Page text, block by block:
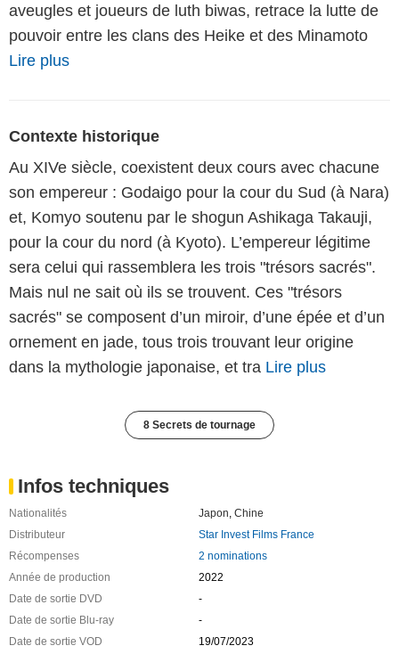
aveugles et joueurs de luth biwas, retrace la lutte de
pouvoir entre les clans des Heike et des Minamoto
Lire plus
Contexte historique
Au XIVe siècle, coexistent deux cours avec chacune
son empereur : Godaigo pour la cour du Sud (à Nara)
et, Komyo soutenu par le shogun Ashikaga Takauji,
pour la cour du nord (à Kyoto). L’empereur légitime
sera celui qui rassemblera les trois "trésors sacrés".
Mais nul ne sait où ils se trouvent. Ces "trésors
sacrés" se composent d’un miroir, d’une épée et d’un
ornement en jade, tous trois trouvant leur origine
dans la mythologie japonaise, et tra Lire plus
8 Secrets de tournage
Infos techniques
Nationalités Japon Chine
Distributeur
Star Invest Films France
Récompenses
2 nominations
Année de production
2022
Date de sortie DVD
-
Date de sortie Blu-ray
-
Date de sortie VOD
19/07/2023